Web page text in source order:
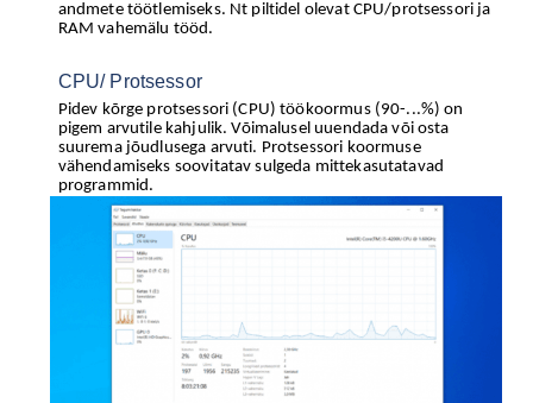
andmete töötlemiseks. Nt piltidel olevat CPU/protsessori ja
RAM vahemälu tööd.
CPU/ Protsessor
Pidev kõrge protsessori (CPU) töökoormus (90-...%) on
pigem arvutile kahjulik. Võimalusel uuendada või osta
suurema jõudlusega arvuti. Protsessori koormuse
vähendamiseks soovitatav sulgeda mittekasutatavad
programmid.